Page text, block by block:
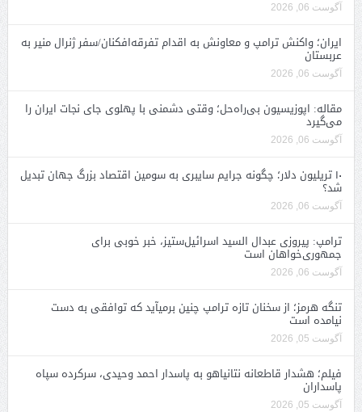
آگوست 06, 2026
ایران؛ واکنش ترامپ و معاونش به اقدام تفرقه‌افکنان/سفر ژنرال منیر به
عربستان
آگوست 06, 2026
مقاله: اپوزیسیون بی‌راه‌حل؛ وقتی دشمنی با پهلوی جای نجات ایران را
می‌گیرد
آگوست 06, 2026
۱۰ تریلیون دلار؛ چگونه جرایم سایبری به سومین اقتصاد بزرگ جهان تبدیل
شد؟
آگوست 06, 2026
ترامپ: پیروزی عبدال السید اسرائیل‌ستیز، خبر خوبی برای
جمهوری‌خواهان است
آگوست 06, 2026
تنگه هرمز؛ از سخنان تازه ترامپ چنین برمیآید که توافقی به دست
نیامده است
آگوست 05, 2026
فیلم؛ هشدار قاطعانه نتانیاهو به پاسدار احمد وحیدی، سرکرده سپاه
پاسداران
آگوست 05, 2026